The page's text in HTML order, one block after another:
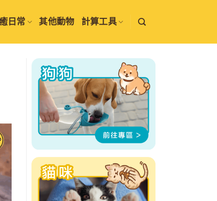
日常 其他動物 計算工具